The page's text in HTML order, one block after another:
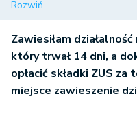
Rozwiń
Zawiesiłam
który trwał 14 dni, a
opłacić składki ZUS
miejsce zawieszenie